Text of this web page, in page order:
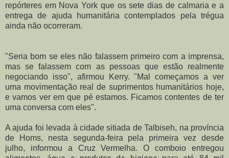
repórteres em Nova York que os sete dias de calmaria e a
entrega de ajuda humanitária contemplados pela trégua
ainda não ocorreram.
"Seria bom se eles não falassem primeiro com a imprensa,
mas se falassem com as pessoas que estão realmente
negociando isso", afirmou Kerry. "Mal começamos a ver
uma movimentação real de suprimentos humanitários hoje,
e vamos ver em que pé estamos. Ficamos contentes de ter
uma conversa com eles".
A ajuda foi levada à cidade sitiada de Talbiseh, na província
de Homs, nesta segunda-feira pela primeira vez desde
julho, informou a Cruz Vermelha. O comboio entregou